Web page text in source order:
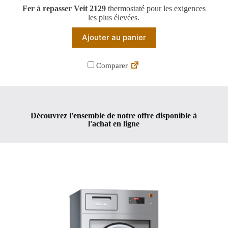
Fer à repasser Veit 2129thermostaté pour les exigences
les plus élevées.
Ajouter au panier
Comparer
Découvrez l'ensemble de notre offre disponible à
l'achat en ligne